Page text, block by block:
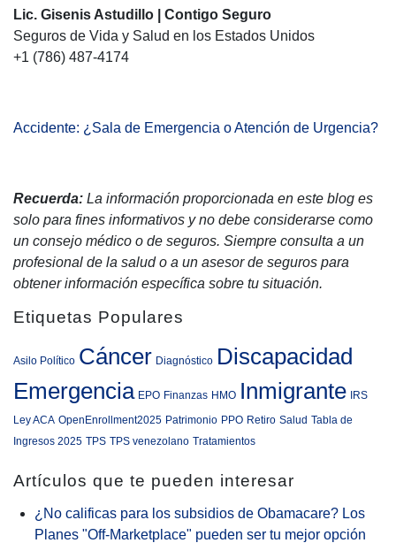
Lic. Gisenis Astudillo | Contigo Seguro
Seguros de Vida y Salud en los Estados Unidos
+1 (786) 487-4174
Accidente: ¿Sala de Emergencia o Atención de Urgencia?
Recuerda: La información proporcionada en este blog es
solo para fines informativos y no debe considerarse como
un consejo médico o de seguros. Siempre consulta a un
profesional de la salud o a un asesor de seguros para
obtener información específica sobre tu situación.
Etiquetas Populares
Asilo Político Cáncer Diagnóstico Discapacidad
Emergencia EPO Finanzas HMO Inmigrante
IRS
Ley ACA OpenEnrollment2025 Patrimonio PPO Retiro Salud Tabla de
Ingresos 2025 TPS TPS venezolano Tratamientos
Artículos que te pueden interesar
¿No calificas para los subsidios de Obamacare? Los
Planes "Off-Marketplace" pueden ser tu mejor opción